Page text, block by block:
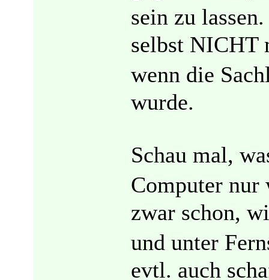
sein zu
selbst NICHT
wenn die
wurde.
Schau mal,
Computer
zwar schon,
und unter
evtl. auch